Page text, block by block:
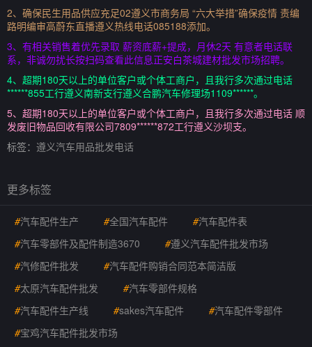
2、确保民生用品供应充足02遵义市商务局 “六大举措”确保疫情 责编
路明编审高蔚东直播遵义热线电话085188添加。
3、有相关销售着优先录取 薪资底薪+提成，月休2天 有意者电话联
系，非诚勿扰长按扫码查看此信息正安白茶城建材批发市场招聘。
4、超期180天以上的单位客户或个体工商户，且我行多次通过电话
******855工行遵义南新支行遵义合鹏汽车修理场1109******。
5、超期180天以上的单位客户或个体工商户，且我行多次通过电话 顺
发废旧物品回收有限公司7809******872工行遵义沙坝支。
标签： 遵义汽车用品批发电话
更多标签
#汽车配件生产 #全国汽车配件 #汽车配件表
#汽车零部件及配件制造3670 #遵义汽车配件批发市场
#汽修配件批发 #汽车配件购销合同范本简洁版
#太原汽车配件批发 #汽车零部件规格
#汽车配件生产线 #sakes汽车配件 #汽车配件零部件
#宝鸡汽车配件批发市场